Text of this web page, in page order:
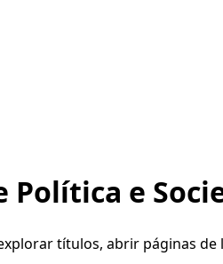
Política e
títulos, abrir páginas